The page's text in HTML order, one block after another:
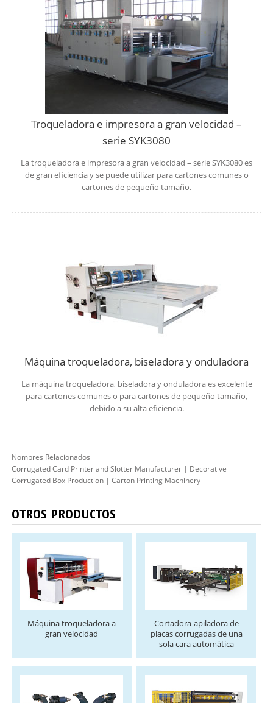
Troqueladora e impresora a gran velocidad –
serie SYK3080
La troqueladora e impresora a gran velocidad – serie SYK3080 es
de gran eficiencia y se puede utilizar para cartones comunes o
cartones de pequeño tamaño.
Máquina troqueladora, biseladora y onduladora
La máquina troqueladora, biseladora y onduladora es excelente
para cartones comunes o para cartones de pequeño tamaño,
debido a su alta eficiencia.
Nombres Relacionados
Corrugated Card Printer and Slotter Manufacturer | Decorative
Corrugated Box Production | Carton Printing Machinery
OTROS PRODUCTOS
Máquina troqueladora a
gran velocidad
Cortadora-apiladora de
placas corrugadas de una
sola cara automática